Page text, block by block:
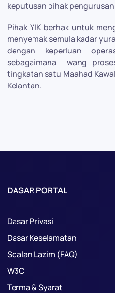
keputusan pihak pengurusan.
Pihak YIK berhak untuk
menyemak semula kadar
dengan keperluan
sebagaimana wang
tingkatan satu Maahad
Kelantan.
DASAR PORTAL
Dasar Privasi
Dasar Keselamatan
Soalan Lazim (FAQ)
W3C
Terma & Syarat